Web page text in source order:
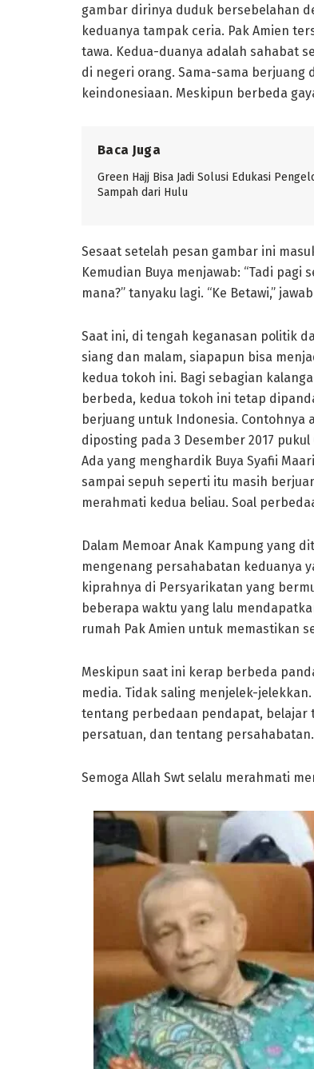
gambar dirinya duduk bersebelahan
keduanya tampak ceria. Pak Amien
tawa. Kedua-duanya adalah sahabat
di negeri orang. Sama-sama
keindonesiaan. Meskipun berbeda
Baca Juga
Green Hajj Bisa Jadi Solusi Edukasi
Sampah dari Hulu
Sesaat setelah pesan gambar ini
Kemudian Buya menjawab: “Tadi pagi
mana?” tanyaku lagi. “Ke Betawi,”
Saat ini, di tengah keganasan politik
siang dan malam, siapapun bisa
kedua tokoh ini. Bagi sebagian
berbeda, kedua tokoh ini tetap
berjuang untuk Indonesia. Contohnya
diposting pada 3 Desember 2017 pukul
Ada yang menghardik Buya Syafii
sampai sepuh seperti itu masih
merahmati kedua beliau. Soal
Dalam Memoar Anak Kampung yang
mengenang persahabatan keduanya
kiprahnya di Persyarikatan yang
beberapa waktu yang lalu
rumah Pak Amien untuk memastikan
Meskipun saat ini kerap berbeda
media. Tidak saling menjelek-
tentang perbedaan pendapat, belajar
persatuan, dan tentang persahabatan.
Semoga Allah Swt selalu merahmati